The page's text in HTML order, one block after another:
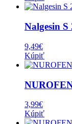
Nalgesin
9,49€
Kúpiť
3,99€
Kúpiť